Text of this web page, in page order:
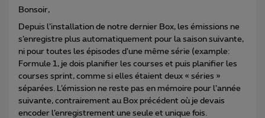
Bonsoir,
Depuis l’installation de notre dernier Box, les émissions ne
s’enregistre plus automatiquement pour la saison suivante,
ni pour toutes les épisodes d’une même série (example:
Formule 1, je dois planifier les courses et puis planifier les
courses sprint, comme si elles étaient deux « séries »
séparées. L’émission ne reste pas en mémoire pour l’année
suivante, contrairement au Box précédent où je devais
encoder l’enregistrement une seule et unique fois.